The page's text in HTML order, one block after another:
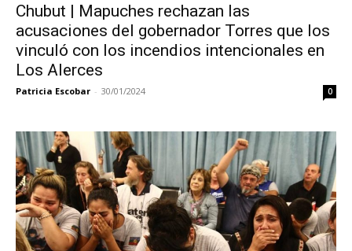
Chubut | Mapuches rechazan las
acusaciones del gobernador Torres que los
vinculó con los incendios intencionales en
Los Alerces
Patricia Escobar - 30/01/2024 0